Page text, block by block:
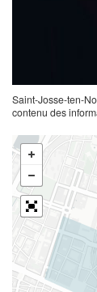
Saint-Josse-ten-
contenu des